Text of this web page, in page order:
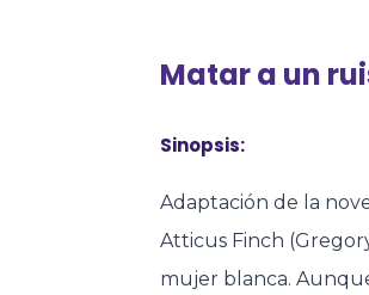
Matar a un
Sinopsis:
Adaptación de la
Atticus Finch
mujer blanca.